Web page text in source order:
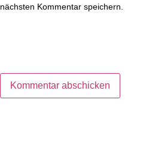
nächsten Kommentar speichern.